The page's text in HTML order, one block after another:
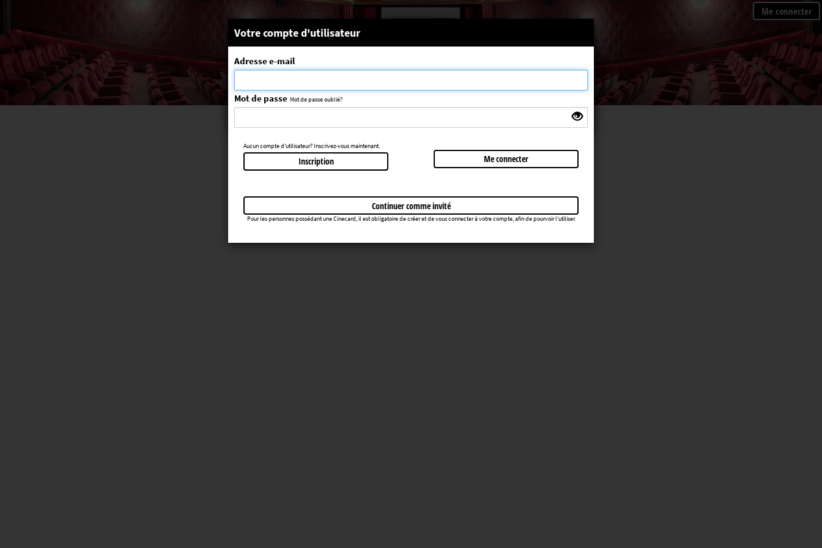
Me connecter
Message système
La séance choisie n'a pas été trouvée
Votre compte d'utilisateur
Adresse e-mail
Mot de passe Mot de passe oublié?
Aucun compte d'utilisateur? Inscrivez-vous maintenant.
Inscription Me connecter
Continuer comme invité
Pour les personnes possédant une Cinecard, il est obligatoire de créer et de vous connecter à votre compte, afin de pourvoir l’utiliser.